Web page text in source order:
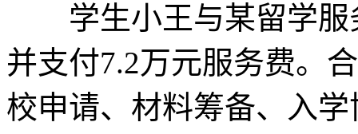
学生小王与某留学服
并支付7.2万元服务费。
校申请、材料筹备、入